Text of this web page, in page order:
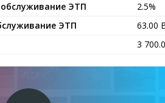
ЭТП
2.5%
ЭТП
63.00
3